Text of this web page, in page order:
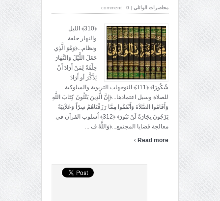
محاضرات الوائلي |
comment : 0
﴿310﴾ الليل
والنهار خلفة
ونظام...﴿وَهُوَ الَّذِي
جَعَلَ اللَّيْلَ وَالنَّهَارَ
خِلْفَةً لِمَنْ أَرَادَ أَنْ
يَذَّكَّرَ أو أَرَادَ
شُكُورًا﴾ ﴿311﴾ التوجهات التربوية والسلوكية
للصلاة وسبل اعتمادها...﴿إِنَّ الَّذِينَ يَتْلُونَ كِتَابَ اللَّهِ
وَأَقَامُوا الصَّلاَةَ وَأَنْفَقُوا مِمَّا رَزَقْنَاهُمْ سِرّاً وَعَلاَنِيَةً
يَرْجُونَ تِجَارَةً لَنْ تَبُورَ﴾ ﴿312﴾ اُسلوب القرآن في
معالجة قضايا المجتمع...﴿وَاللَّهُ ف ...
Read more
›